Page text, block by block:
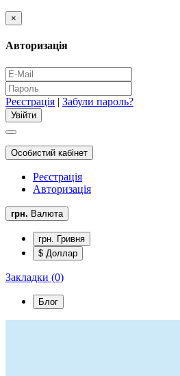
×
Авторизація
Реєстрація | Забули пароль?
Особистий кабінет
Реєстрація
Авторизація
грн. Валюта
грн. Гривня
$ Доллар
Закладки (0)
Блог